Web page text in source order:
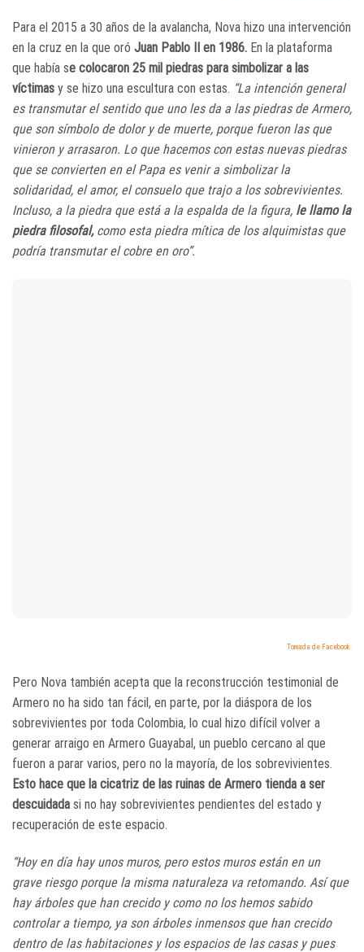
Para el 2015 a 30 años de la avalancha, Nova hizo una intervención
en la cruz en la que oró Juan Pablo II en 1986. En la plataforma
que había se colocaron 25 mil piedras para simbolizar a las
víctimas y se hizo una escultura con estas. “La intención general
es transmutar el sentido que uno les da a las piedras de Armero,
que son símbolo de dolor y de muerte, porque fueron las que
vinieron y arrasaron. Lo que hacemos con estas nuevas piedras
que se convierten en el Papa es venir a simbolizar la
solidaridad, el amor, el consuelo que trajo a los sobrevivientes.
Incluso, a la piedra que está a la espalda de la figura, le llamo la
piedra filosofal,como esta piedra mítica de los alquimistas que
podría transmutar el cobre en oro”.
Tomada de Facebook.
Pero Nova también acepta que la reconstrucción testimonial de
Armero no ha sido tan fácil, en parte, por la diáspora de los
sobrevivientes por toda Colombia, lo cual hizo difícil volver a
generar arraigo en Armero Guayabal, un pueblo cercano al que
fueron a parar varios, pero no la mayoría, de los sobrevivientes.
Esto hace que la cicatriz de las ruinas de Armero tienda a ser
descuidada si no hay sobrevivientes pendientes del estado y
recuperación de este espacio.
“Hoy en día hay unos muros, pero estos muros están en un
grave riesgo porque la misma naturaleza va retomando. Así que
hay árboles que han crecido y como no los hemos sabido
controlar a tiempo, ya son árboles inmensos que han crecido
dentro de las habitaciones y los espacios de las casas y pues